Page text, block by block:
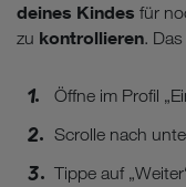
deines Kindes für
zu kontrollieren.
Öffne im Profil
Scrolle nach
Tippe auf